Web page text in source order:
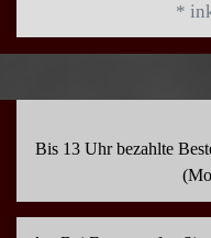
*
Bis 13 Uhr bezahlte